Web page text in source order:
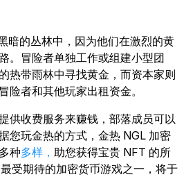
暗的丛林中，因为他们在激烈的黄
。冒险者单独工作或组建小型团
热带雨林中寻找黄金，而资本家则
险者和其他玩家出租资金。
供收费服务来赚钱，部落成员可以
您玩金热的方式，金热 NGL 加密
种多样， 助您获得宝贵 NFT 的所
受期待的加密货币游戏之一，将于